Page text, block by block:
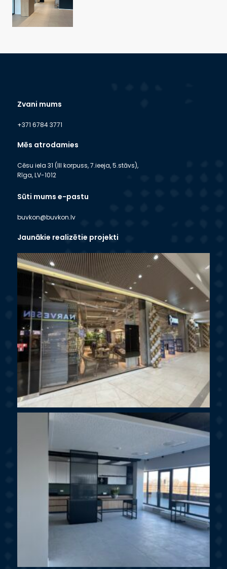
Zvani mums
+371 6784 3771
Mēs atrodamies
Cēsu iela 31 (III korpuss, 7.ieeja, 5.stāvs),
Rīga, LV-1012
Sūti mums e-pastu
buvkon@buvkon.lv
Jaunākie realizētie projekti